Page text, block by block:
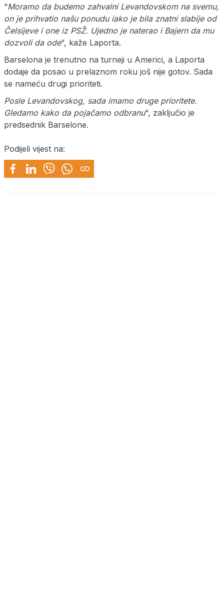
“Moramo da budemo zahvalni Levandovskom na svemu,
on je prihvatio našu ponudu iako je bila znatni slabije od
Čelsijeve i one iz PSŽ. Ujedno je naterao i Bajern da mu
dozvoli da ode“, kaže Laporta.
Barselona je trenutno na turneji u Americi, a Laporta
dodaje da posao u prelaznom roku još nije gotov. Sada
se nameću drugi prioriteti.
Posle Levandovskog, sada imamo druge prioritete.
Gledamo kako da pojačamo odbranu“, zaključio je
predsednik Barselone.
Podijeli vijest na: